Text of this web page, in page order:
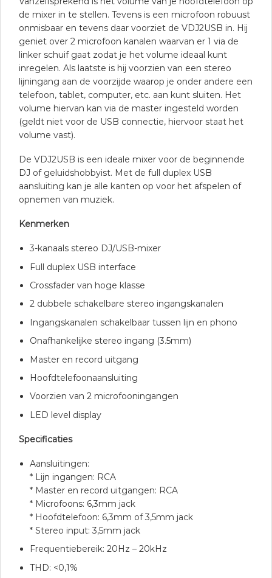
de mixer in te stellen. Tevens is een microfoon robuust
onmisbaar en tevens daar voorziet de VDJ2USB in. Hij
geniet over 2 microfoon kanalen waarvan er 1 via de
linker schuif gaat zodat je het volume ideaal kunt
inregelen. Als laatste is hij voorzien van een stereo
lijningang aan de voorzijde waarop je onder andere een
telefoon, tablet, computer, etc. aan kunt sluiten. Het
volume hiervan kan via de master ingesteld worden
(geldt niet voor de USB connectie, hiervoor staat het
volume vast).
De VDJ2USB is een ideale mixer voor de beginnende
DJ of geluidshobbyist. Met de full duplex USB
aansluiting kan je alle kanten op voor het afspelen of
opnemen van muziek.
Kenmerken
3-kanaals stereo DJ/USB-mixer
Full duplex USB interface
Crossfader van hoge klasse
2 dubbele schakelbare stereo ingangskanalen
Ingangskanalen schakelbaar tussen lijn en phono
Onafhankelijke stereo ingang (3.5mm)
Master en record uitgang
Hoofdtelefoonaansluiting
Voorzien van 2 microfooningangen
LED level display
Specificaties
Aansluitingen:
* Lijn ingangen: RCA
* Master en record uitgangen: RCA
* Microfoons: 6,3mm jack
* Hoofdtelefoon: 6,3mm of 3,5mm jack
* Stereo input: 3,5mm jack
Frequentiebereik: 20Hz – 20kHz
THD: <0,1%